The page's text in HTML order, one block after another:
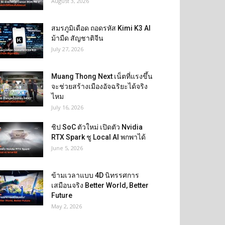
สมรภูมิเดือด ถอดรหัส Kimi K3 AI
ม้ามืด สัญชาติจีน
July 27, 2026
Muang Thong Next เน็ตที่แรงขึ้น
จะช่วยสร้างเมืองอัจฉริยะได้จริง
ไหม
July 16, 2026
ชิป SoC ตัวใหม่ เปิดตัว Nvidia
RTX Spark ชู Local AI พกพาได้
June 5, 2026
ข้ามเวลาแบบ 4D นิทรรศการ
เสมือนจริง Better World, Better
Future
May 2, 2026